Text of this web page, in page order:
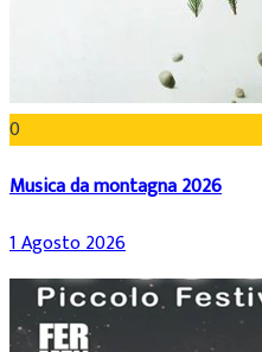
0
Musica da montagna 2026
1 Agosto 2026